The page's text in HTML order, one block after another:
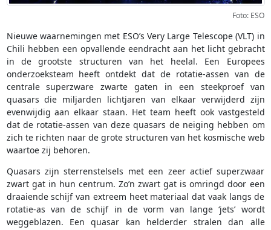
Foto: ESO
Nieuwe waarnemingen met ESO’s Very Large Telescope (VLT) in
Chili hebben een opvallende eendracht aan het licht gebracht
in de grootste structuren van het heelal. Een Europees
onderzoeksteam heeft ontdekt dat de rotatie-assen van de
centrale superzware zwarte gaten in een steekproef van
quasars die miljarden lichtjaren van elkaar verwijderd zijn
evenwijdig aan elkaar staan. Het team heeft ook vastgesteld
dat de rotatie-assen van deze quasars de neiging hebben om
zich te richten naar de grote structuren van het kosmische web
waartoe zij behoren.
Quasars zijn sterrenstelsels met een zeer actief superzwaar
zwart gat in hun centrum. Zo’n zwart gat is omringd door een
draaiende schijf van extreem heet materiaal dat vaak langs de
rotatie-as van de schijf in de vorm van lange ‘jets’ wordt
weggeblazen. Een quasar kan helderder stralen dan alle